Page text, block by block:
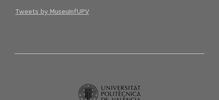
Tweets by MuseuInfUPV